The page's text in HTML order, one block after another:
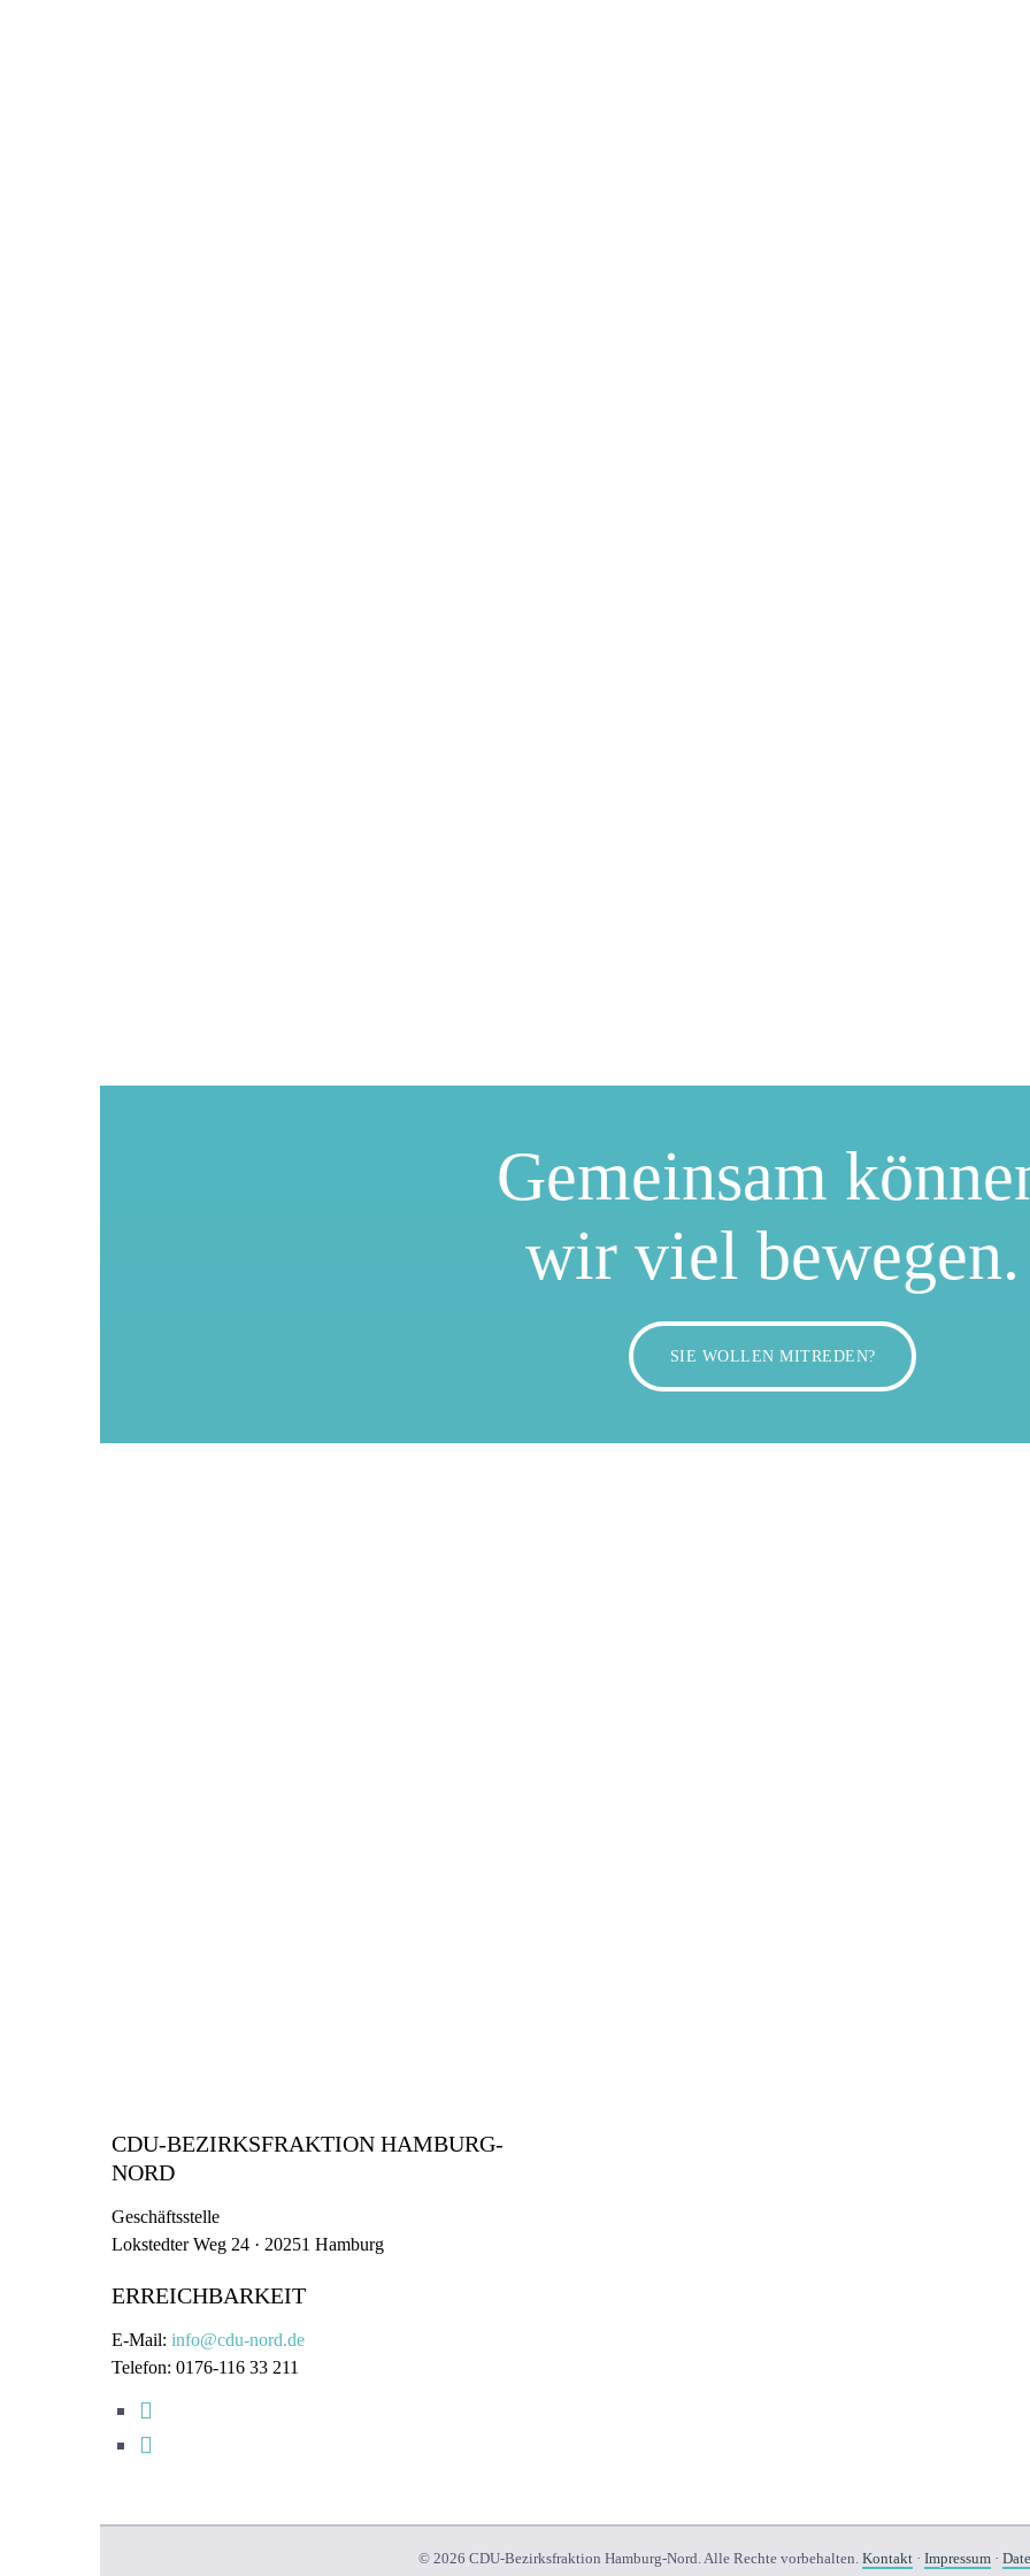
Gemeinsam
wir viel bewegen.
SIE WOLLEN MITREDEN?
CDU-BEZIRKSFRAKTION HAMBURG-
NORD
Geschäftsstelle
Lokstedter Weg 24 · 20251 Hamburg
ERREICHBARKEIT
E-Mail: info@cdu-nord.de
Telefon: 0176-116 33 211
© 2026 CDU-Bezirksfraktion Hamburg-Nord. Alle Rechte vorbehalten. Kontakt· Impressum·